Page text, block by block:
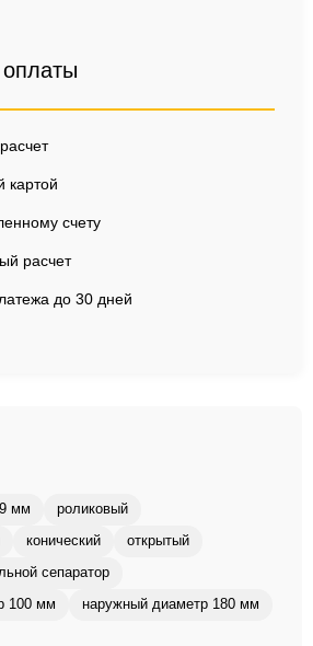
картой
счету
расчет
до 30 дней
мм роликовый
конический открытый
сепаратор
100 мм наружный диаметр 180 мм